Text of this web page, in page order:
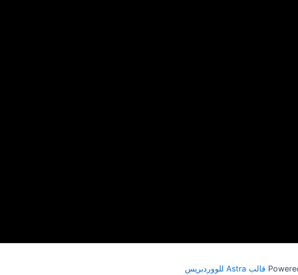
قالب Astra للووردبريس